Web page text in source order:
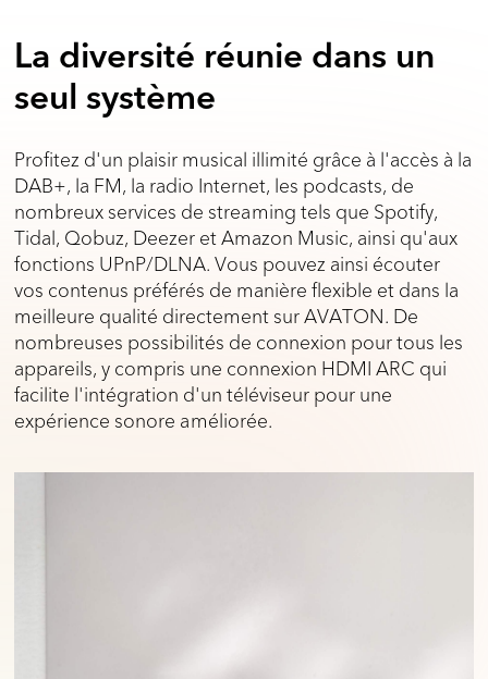
La diversité réunie dans un
seul système
Profitez d'un plaisir musical illimité grâce à l'accès à la
DAB+, la FM, la radio Internet, les podcasts, de
nombreux services de streaming tels que Spotify,
Tidal, Qobuz, Deezer et Amazon Music, ainsi qu'aux
fonctions UPnP/DLNA. Vous pouvez ainsi écouter
vos contenus préférés de manière flexible et dans la
meilleure qualité directement sur AVATON. De
nombreuses possibilités de connexion pour tous les
appareils, y compris une connexion HDMI ARC qui
facilite l'intégration d'un téléviseur pour une
expérience sonore améliorée.